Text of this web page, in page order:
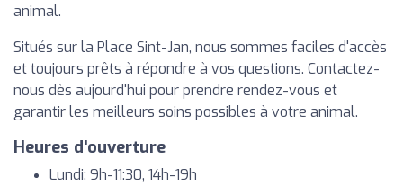
animal.
Situés sur la Place Sint-Jan, nous sommes faciles d'accès
et toujours prêts à répondre à vos questions. Contactez-
nous dès aujourd'hui pour prendre rendez-vous et
garantir les meilleurs soins possibles à votre animal.
Heures d'ouverture
Lundi: 9h-11:30, 14h-19h